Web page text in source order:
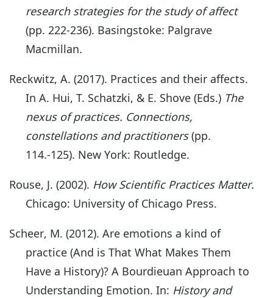
research strategies for the study of affect
(pp. 222-236). Basingstoke: Palgrave
Macmillan.
Reckwitz, A. (2017). Practices and their affects.
In A. Hui, T. Schatzki, & E. Shove (Eds.) The
nexus of practices. Connections,
constellations and practitioners(pp.
114.-125). New York: Routledge.
Rouse, J. (2002). How Scientific Practices Matter.
Chicago: University of Chicago Press.
Scheer, M. (2012). Are emotions a kind of
practice (And is That What Makes Them
Have a History)? A Bourdieuan Approach to
Understanding Emotion. In: History and